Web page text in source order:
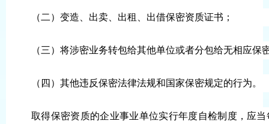
（二）变造、出卖、出租、出借保密资质证书；
（三）将涉密业务转包给其他单位或者分包给无相应保
（四）其他违反保密法律法规和国家保密规定的行为。
取得保密资质的企业事业单位实行年度自检制度，应